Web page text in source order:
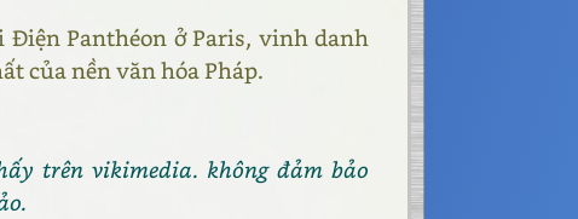
Điện Panthéon ở Paris, vinh danh
của nền văn hóa Pháp.
trên vikimedia. không đảm bảo